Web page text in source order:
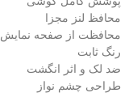
محافظ لنز مجزا
محافظت از صفحه نمایش
رنگ ثابت
ضد لک و اثر انگشت
طراحی چشم نواز